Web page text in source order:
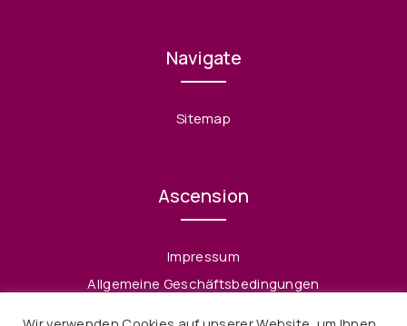
Navigate
Sitemap
Ascension
Impressum
Allgemeine Geschäftsbedingungen